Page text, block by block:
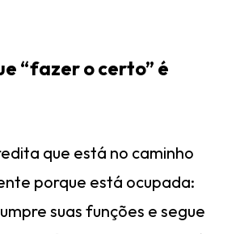
“fazer o certo” é
que está no caminho
porque está ocupada:
suas funções e segue